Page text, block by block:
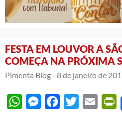
FESTA EM LOUVOR A
COMEÇA NA PRÓXIMA
Pimenta Blog - 8 de janeiro de
WhatsAppMessengerFacebook
Twitter Email